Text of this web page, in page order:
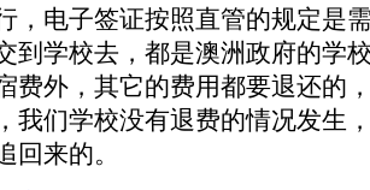
，电子签证按照直管的规定是
到学校去，都是澳洲政府的学
费外，其它的费用都要退还的
我们学校没有退费的情况发生
回来的。